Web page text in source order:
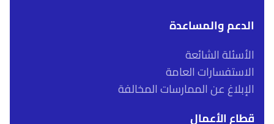
الدعم والمساعدة
الأسئلة الشائعة
الاستفسارات العامة
الإبلاغ عن الممارسات المخالفة
قطاع الأعمال